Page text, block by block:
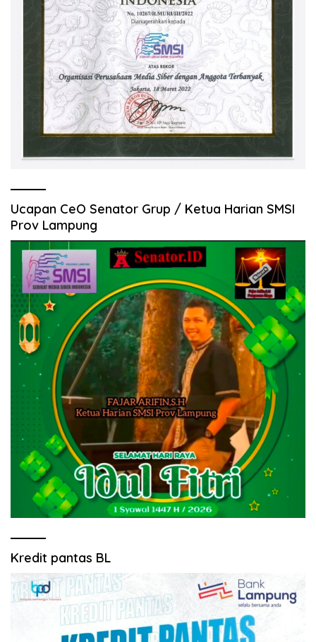
Ucapan CeO Senator Grup / Ketua Harian SMSI
Prov Lampung
Kredit pantas BL